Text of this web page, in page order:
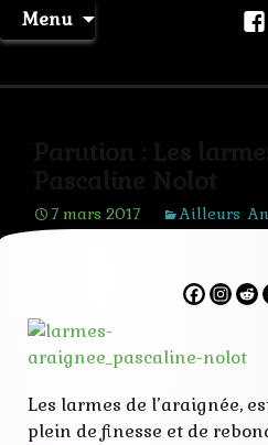
Menu
Aller
au
7 mars 2017 Ailleurs ,
Les larmes de l’araignée,
plein de finesse et de